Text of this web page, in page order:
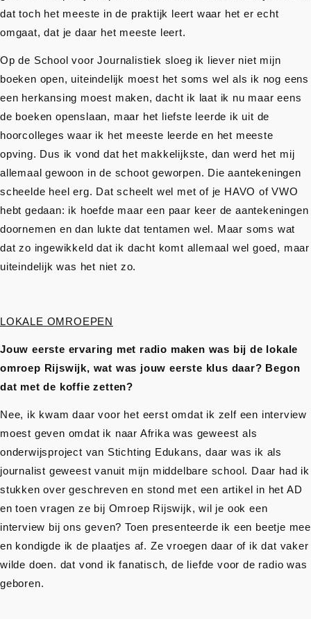
dat toch het meeste in de praktijk leert waar het er echt
omgaat, dat je daar het meeste leert.
Op de School voor Journalistiek sloeg ik liever niet mijn
boeken open, uiteindelijk moest het soms wel als ik nog eens
een herkansing moest maken, dacht ik laat ik nu maar eens
de boeken openslaan, maar het liefste leerde ik uit de
hoorcolleges waar ik het meeste leerde en het meeste
opving. Dus ik vond dat het makkelijkste, dan werd het mij
allemaal gewoon in de schoot geworpen. Die aantekeningen
scheelde heel erg. Dat scheelt wel met of je HAVO of VWO
hebt gedaan: ik hoefde maar een paar keer de aantekeningen
doornemen en dan lukte dat tentamen wel. Maar soms wat
dat zo ingewikkeld dat ik dacht komt allemaal wel goed, maar
uiteindelijk was het niet zo.
LOKALE OMROEPEN
Jouw eerste ervaring met radio maken was bij de lokale
omroep Rijswijk, wat was jouw eerste klus daar? Begon
dat met de koffie zetten?
Nee, ik kwam daar voor het eerst omdat ik zelf een interview
moest geven omdat ik naar Afrika was geweest als
onderwijsproject van Stichting Edukans, daar was ik als
journalist geweest vanuit mijn middelbare school. Daar had ik
stukken over geschreven en stond met een artikel in het AD
en toen vragen ze bij Omroep Rijswijk, wil je ook een
interview bij ons geven? Toen presenteerde ik een beetje mee
en kondigde ik de plaatjes af. Ze vroegen daar of ik dat vaker
wilde doen. dat vond ik fanatisch, de liefde voor de radio was
geboren.